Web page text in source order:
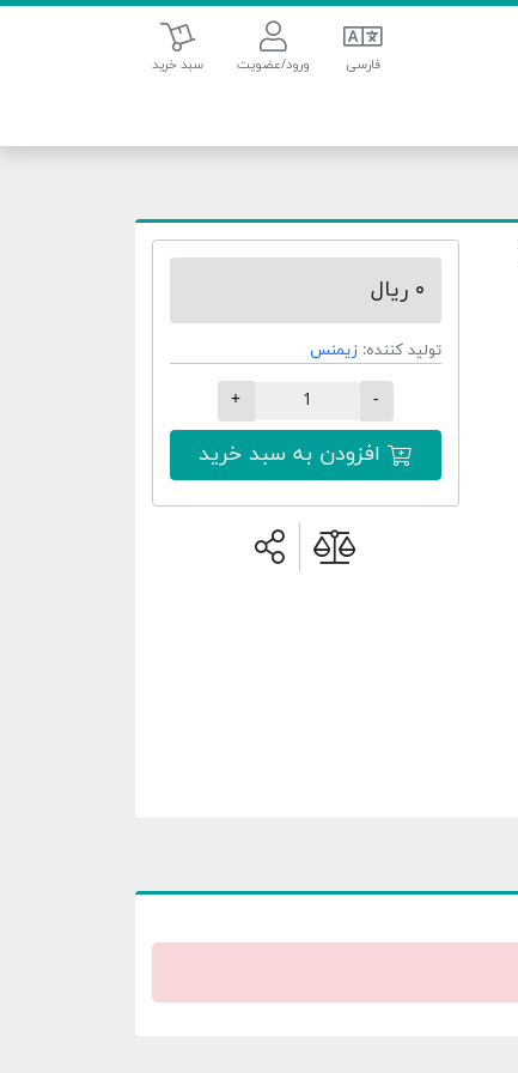
فارسی ورود/عضویت
سبد خرید
سبد خرید
۰ ریال
تولید کننده: زیمنس
-
+
افزودن به سبد خرید